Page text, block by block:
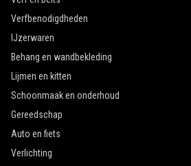
Verfbenodigdheden
IJzerwaren
Behang en wandbekleding
Lijmen en kitten
Schoonmaak en onderhoud
Gereedschap
Auto en fiets
Verlichting